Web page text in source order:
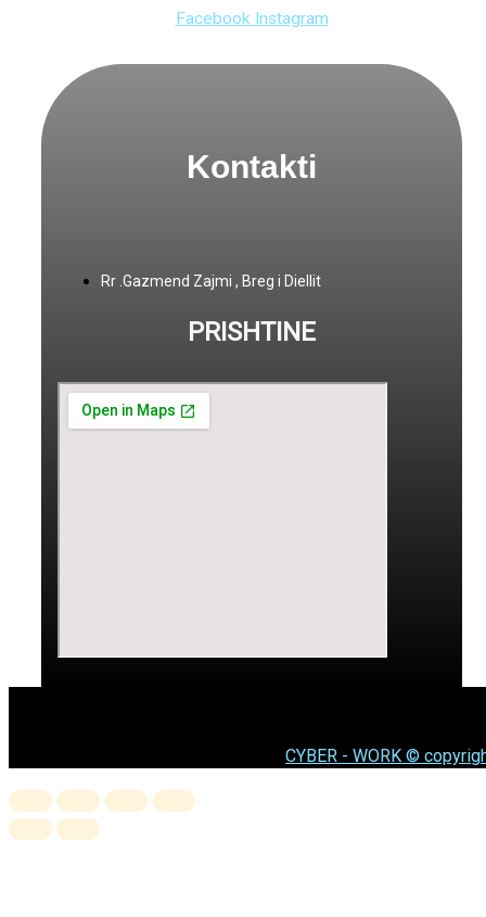
Facebook Instagram
Kontakti
Rr .Gazmend Zajmi , Breg i Diellit
PRISHTINE
CYBER - WORK ©